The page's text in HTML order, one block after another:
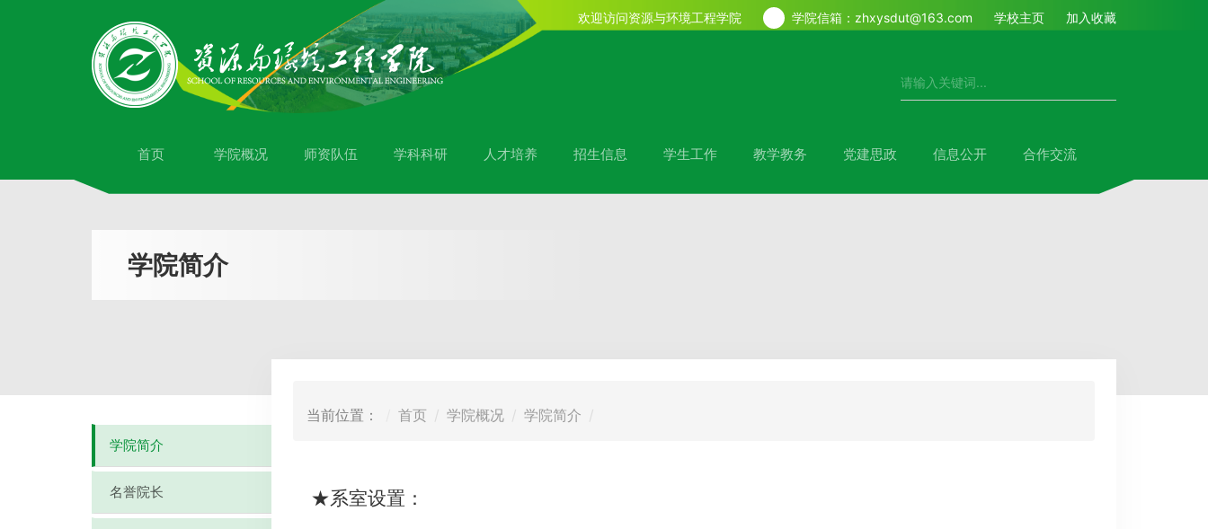
欢迎访问资源与环境工程学院 学院信箱：zhxysdut@163.com 学校主页 加入收藏
首页 学院概况 师资队伍 学科科研 人才培养 招生信息 学生工作 教学教务 党建思政 信息公开 合作交流
学院简介
学院简介
名誉院长
当前位置： 首页 学院概况 学院简介
★系室设置：